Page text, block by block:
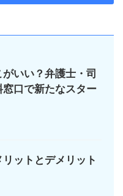
いい？弁護士・司
口で新たなスター
ットとデメリット